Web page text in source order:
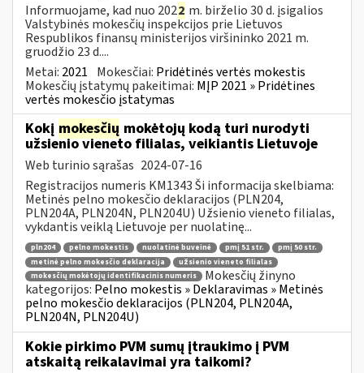
Informuojame, kad nuo 2022 m. birželio 30 d. įsigalios
Valstybinės mokesčių inspekcijos prie Lietuvos
Respublikos finansų ministerijos viršininko 2021 m.
gruodžio 23 d....
Metai: 2021 Mokesčiai: Pridėtinės vertės mokestis
Mokesčių įstatymų pakeitimai: MĮP 2021 » Pridėtines
vertės mokesčio įstatymas
Kokį mokesčių mokėtojų kodą turi nurodyti
užsienio vieneto filialas, veikiantis Lietuvoje
Web turinio sąrašas 2024-07-16
Registracijos numeris KM1343 Ši informacija skelbiama:
Metinės pelno mokesčio deklaracijos (PLN204,
PLN204A, PLN204N, PLN204U) Užsienio vieneto filialas,
vykdantis veiklą Lietuvoje per nuolatinę...
pln204 pelno mokestis nuolatinė buveinė pmį 51 str.
pmį 50 str.
metinė pelno mokesčio deklaracija
užsienio vieneto filialas
mokesčių mokėtojų identifikacinis numeris
Mokesčių žinyno
kategorijos: Pelno mokestis » Deklaravimas » Metinės
pelno mokesčio deklaracijos (PLN204, PLN204A,
PLN204N, PLN204U)
Kokie pirkimo PVM sumų įtraukimo į PVM
atskaitą reikalavimai yra taikomi?